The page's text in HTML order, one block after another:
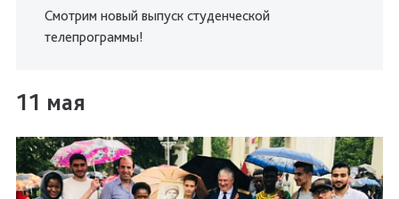
Смотрим новый выпуск студенческой
телепрограммы!
11 мая